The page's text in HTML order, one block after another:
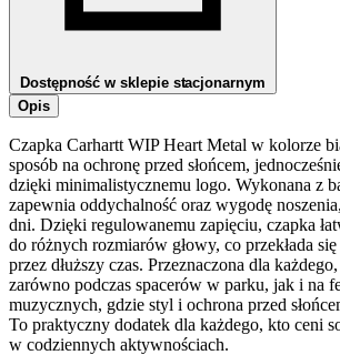
Dostępność w sklepie stacjonarnym
Opis
Czapka Carhartt WIP Heart Metal w kolorze
sposób na ochronę przed słońcem,
dzięki minimalistycznemu logo. Wykonana z
zapewnia oddychalność oraz wygodę
dni. Dzięki regulowanemu zapięciu, czapka
do różnych rozmiarów głowy, co przekłada
przez dłuższy czas. Przeznaczona dla
zarówno podczas spacerów w parku, jak i na
muzycznych, gdzie styl i ochrona przed
To praktyczny dodatek dla każdego, kto ceni
w codziennych aktywnościach.